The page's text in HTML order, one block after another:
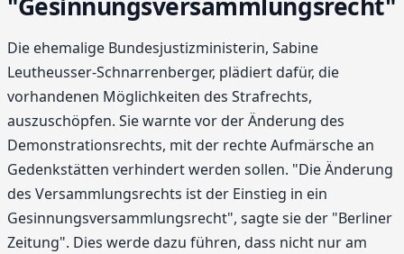
Die ehemalige Bundesjustizministerin, Sabine
Leutheusser-Schnarrenberger, plädiert dafür, die
vorhandenen Möglichkeiten des Strafrechts,
auszuschöpfen. Sie warnte vor der Änderung des
Demonstrationsrechts, mit der rechte Aufmärsche an
Gedenkstätten verhindert werden sollen. "Die Änderung
des Versammlungsrechts ist der Einstieg in ein
Gesinnungsversammlungsrecht", sagte sie der "Berliner
Zeitung". Dies werde dazu führen, dass nicht nur am